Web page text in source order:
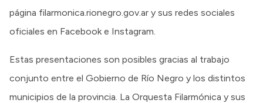
página filarmonica.rionegro.gov.ar y sus redes sociales
oficiales en Facebook e Instagram.
Estas presentaciones son posibles gracias al trabajo
conjunto entre el Gobierno de Río Negro y los distintos
municipios de la provincia. La Orquesta Filarmónica y sus